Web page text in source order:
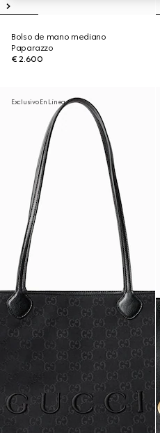
Bolso de mano mediano
Paparazzo
€ 2.600
Exclusivo En Línea